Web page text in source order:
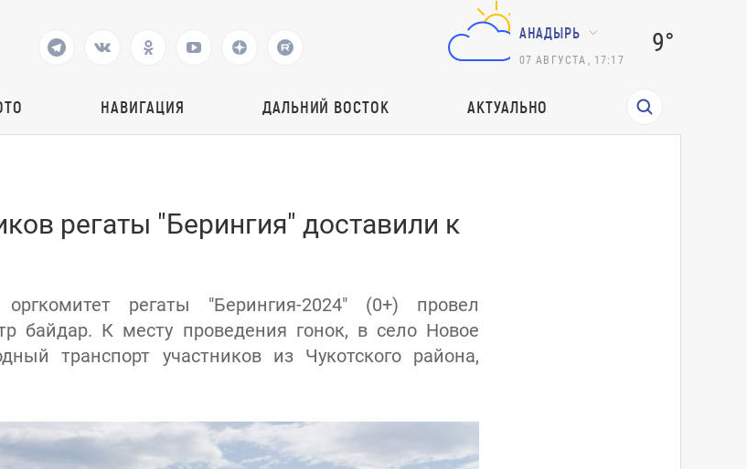
АНАДЫРЬ
07 АВГУСТА 17:17
9°
НАВИГАЦИЯ ДАЛЬНИЙ ВОСТОК АКТУАЛЬНО
регаты "Берингия" доставили к
регаты "Берингия-2024" (0+) провел
байдар. К месту проведения гонок, в село Новое
транспорт участников из Чукотского района,